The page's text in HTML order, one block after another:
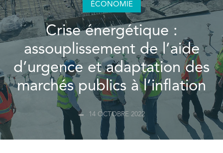
ÉCONOMIE
Crise énergétique :
assouplissement de l’aide
d’urgence et adaptation des
marchés publics à l’inflation
14 OCTOBRE 2022